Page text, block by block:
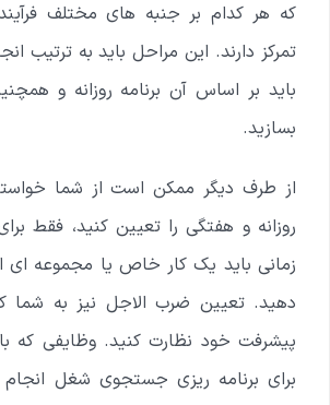
که هر کدام بر جنبه های مختلف
تمرکز دارند. این مراحل باید به ترتیب
باید بر اساس آن برنامه روزانه و
بسازید.
از طرف دیگر ممکن است از شما
روزانه و هفتگی را تعیین کنید، فقط
زمانی باید یک کار خاص یا مجموعه ای
دهید. تعیین ضرب الاجل نیز به شما
پیشرفت خود نظارت کنید. وظایفی که
برای برنامه ریزی جستجوی شغل